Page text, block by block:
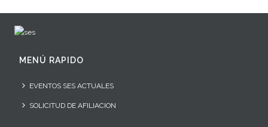
MENÚ RAPIDO
EVENTOS SES ACTUALES
SOLICITUD DE AFILIACION